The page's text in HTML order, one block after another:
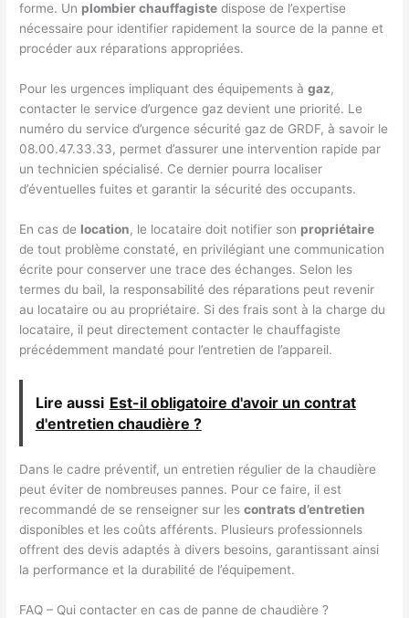
forme. Un plombier chauffagiste dispose de l’expertise
nécessaire pour identifier rapidement la source de la panne et
procéder aux réparations appropriées.
Pour les urgences impliquant des équipements àgaz,
contacter le service d’urgence gaz devient une priorité. Le
numéro du service d’urgence sécurité gaz de GRDF, à savoir le
08.00.47.33.33, permet d’assurer une intervention rapide par
un technicien spécialisé. Ce dernier pourra localiser
d’éventuelles fuites et garantir la sécurité des occupants.
En cas de location, le locataire doit notifier son propriétaire
de tout problème constaté, en privilégiant une communication
écrite pour conserver une trace des échanges. Selon les
termes du bail, la responsabilité des réparations peut revenir
au locataire ou au propriétaire. Si des frais sont à la charge du
locataire, il peut directement contacter le chauffagiste
précédemment mandaté pour l’entretien de l’appareil.
Lire aussi Est-il obligatoire d'avoir un contrat
d'entretien chaudière ?
Dans le cadre préventif, un entretien régulier de la chaudière
peut éviter de nombreuses pannes. Pour ce faire, il est
recommandé de se renseigner sur lescontrats d’entretien
disponibles et les coûts afférents. Plusieurs professionnels
offrent des devis adaptés à divers besoins, garantissant ainsi
la performance et la durabilité de l’équipement.
FAQ – Qui contacter en cas de panne de chaudière ?